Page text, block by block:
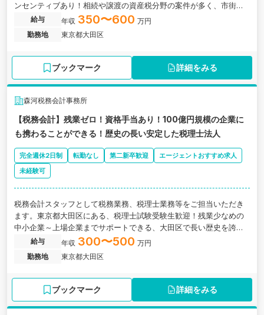
ンセンティブあり！相続や譲渡の資産税分野の案件が多く、市街地
再開発などの税務会計コンサルにも強い税理士法人の求人です。
給与 年収 350〜600 万円
勤務地
東京都大田区
ブックマーク 詳細をみる
森河税務会計事務所
【税務会計】残業ゼロ！資格手当あり！100億円規模の企業に
も携わることができる！歴史の長い安定した税理士法人
完全週休2日制 転勤なし 第二新卒歓迎
エージェントおすすめ求人
未経験可
税務会計スタッフとして税務業務、税理士業務等をご担当いただき
ます。東京都大田区にある、税理士試験受験生歓迎！残業少なめの
中小企業～上場企業までサポートできる、大田区で長い歴史を誇る
税理士法人の求人です。
給与 年収 300〜500 万円
勤務地
東京都大田区
ブックマーク 詳細をみる